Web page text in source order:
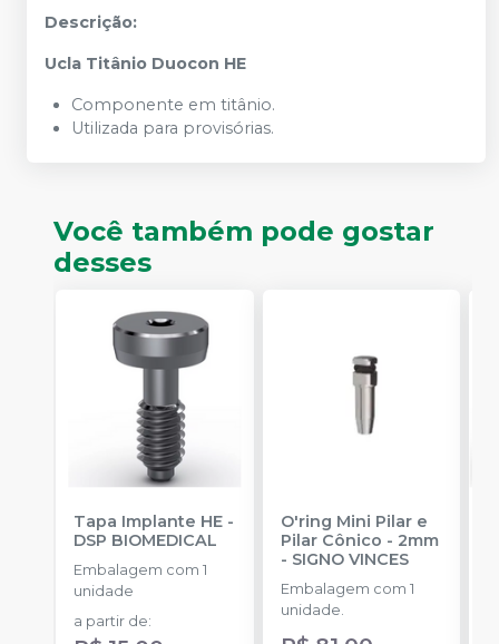
Descrição:
Ucla Titânio Duocon HE
Componente em titânio.
Utilizada para provisórias.
Você também pode gostar
desses
Tapa Implante HE -
DSP BIOMEDICAL
Embalagem com 1
unidade
a partir de:
O'ring Mini Pilar e
Pilar Cônico - 2mm
- SIGNO VINCES
Embalagem com 1
unidade.